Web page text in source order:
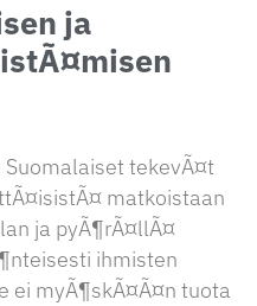
ja
tekevÃ¤t
matkoistaan
ja pyÃ¶rÃ¤llÃ¤
ihmisten
ei myÃ¶skÃ¤Ã¤n tuota